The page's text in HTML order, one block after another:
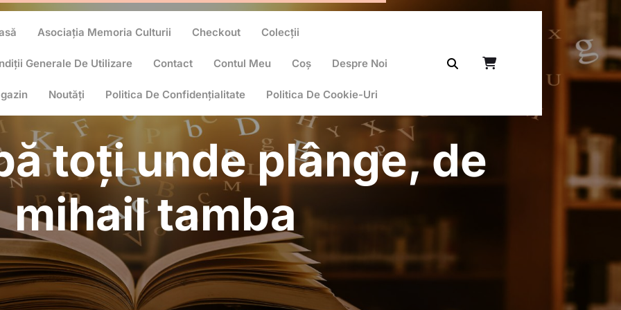
Asociația Memoria Culturii Checkout Colecții
Generale De Utilizare Contact Contul Meu Coș Despre Noi
Noutăți Politica De Confidențialitate Politica De Cookie-Uri
toți unde plânge, de
mihail tamba